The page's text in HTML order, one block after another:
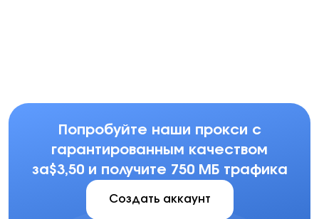
Попробуйте наши прокси с
гарантированным качеством
за$3,50 и получите 750 МБ трафика
Создать аккаунт